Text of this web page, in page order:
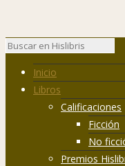
Inicio
Libros
Calificaciones
Ficción
No
Premios